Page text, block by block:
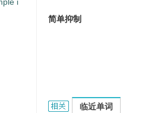
简单抑制
simple inhibition的相关
临近单词